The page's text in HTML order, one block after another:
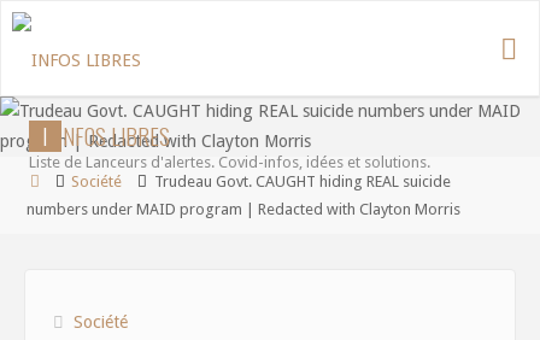
Aller
I NFOSLIBRES
Liste de Lanceurs d'alertes. Covid-infos, idées et solutions.
AccueilSociété
Trudeau Govt. CAUGHT hiding REAL suicide
numbers under MAID program | Redacted with Clayton Morris
Société